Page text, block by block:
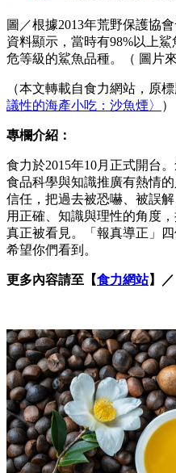
圖／根據2013年荒野保護協
資料顯示，當時有98%以上
危等級的鯊魚品種。（ 圖片
（本文轉載自食力網站，原
議性的海產小吃：沙魚煙〉
）
專欄介紹：
食力於2015年10月正式開台
食品科學與知識推廣有熱情
信任，把過去被恐嚇、被誤
用正確、知識與理性的角度
真正被看見。「報真導正」
希望你們看到。
更多內容請至【食力網站】／